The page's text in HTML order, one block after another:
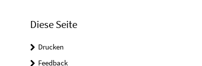
Diese Seite
Drucken
Feedback